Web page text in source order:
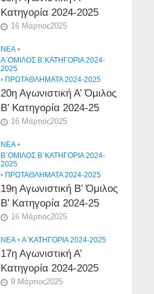
Κατηγορία 2024-2025
16 Μάρτιος2025
NEA •
Α΄ΟΜΙΛΟΣ Β΄ΚΑΤΗΓΟΡΙΑ 2024-
2025
• ΠΡΩΤΑΘΛΗΜΑΤΑ 2024-2025
20η Αγωνιστική Α’ Όμιλος
Β’ Κατηγορία 2024-25
16 Μάρτιος2025
NEA •
Β΄ΟΜΙΛΟΣ Β΄ΚΑΤΗΓΟΡΙΑ 2024-
2025
• ΠΡΩΤΑΘΛΗΜΑΤΑ 2024-2025
19η Αγωνιστική Β’ Όμιλος
Β’ Κατηγορία 2024-25
16 Μάρτιος2025
NEA • Α΄ΚΑΤΗΓΟΡΙΑ 2024-2025
17η Αγωνιστική Α’
Κατηγορία 2024-2025
9 Μάρτιος2025